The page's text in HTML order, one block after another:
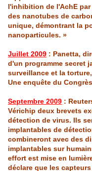
l'inhibition de l'AchE
des nanotubes de
unique, démontrant la
nanoparticules. »
Juillet 2009 : Panetta,
d'un programme secret
surveillance et la
Une enquête du
Septembre 2009 :
Vérichip deux brevets
détection de virus. Ils
implantables de
combineront avec des
implantables sur
effort est mise en
déclare que les